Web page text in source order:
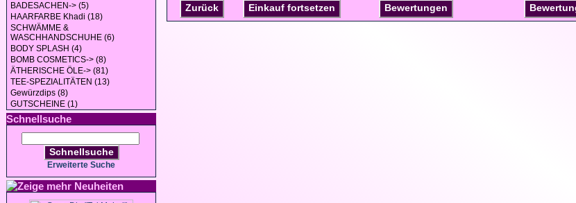
BADESACHEN-> (5)
HAARFARBE Khadi (18)
SCHWÄMME &
WASCHHANDSCHUHE (6)
BODY SPLASH (4)
BOMB COSMETICS-> (8)
ÄTHERISCHE ÖLE-> (81)
TEE-SPEZIALITÄTEN (13)
Gewürzdips (8)
GUTSCHEINE (1)
Schnellsuche
Schnellsuche
Erweiterte Suche
Neuheiten
Zurück Einkauf fortsetzen Bewertungen